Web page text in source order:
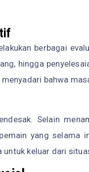
berbagai
hingga
bahwa
Selain
yang selama
keluar dari